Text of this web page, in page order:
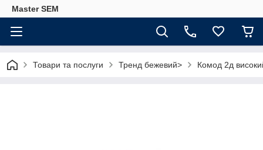
Master SEM
Товари та послуги Тренд бежевий> Комод 2д